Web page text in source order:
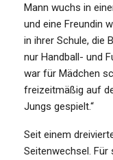
Mann wuchs in
und eine Freundin
in ihrer Schule, die
nur Handball- und
war für Mädchen
freizeitmäßig auf
Jungs gespielt.“
Seit einem
Seitenwechsel.